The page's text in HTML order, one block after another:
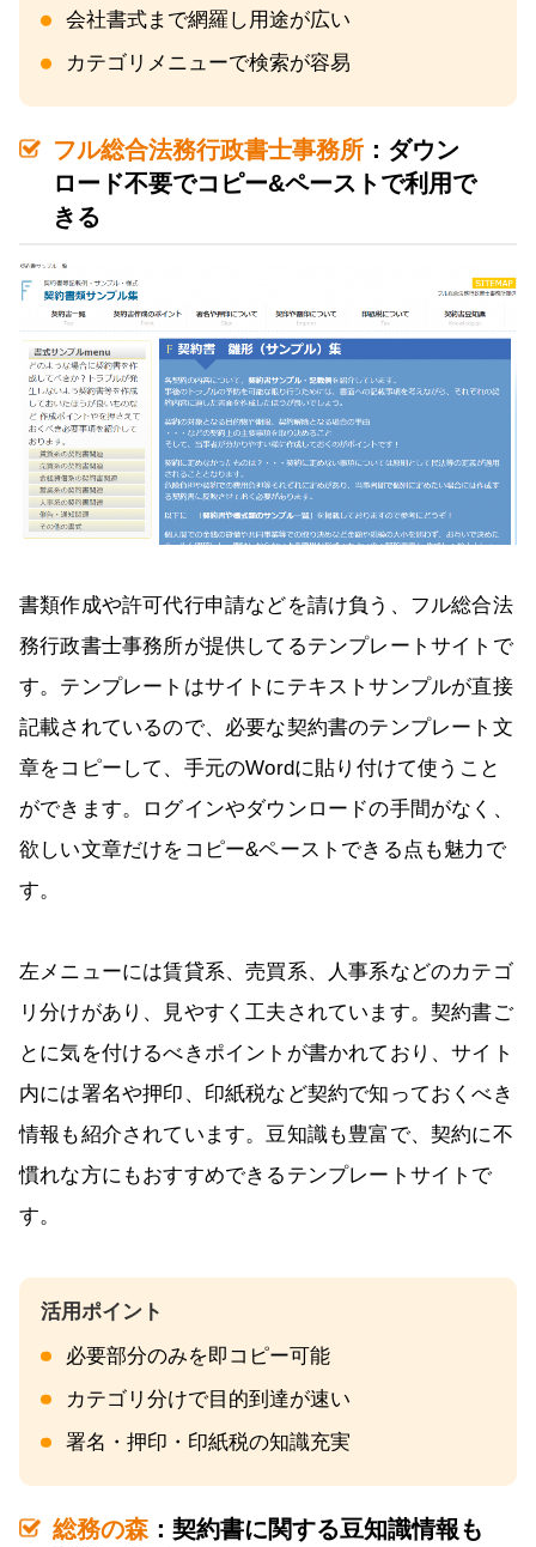
会社書式まで網羅し用途が広い
カテゴリメニューで検索が容易
フル総合法務行政書士事務所 ：ダウン
ロード不要でコピー&ペーストで利用で
きる
書類作成や許可代行申請などを請け負う、フル総合法
務行政書士事務所が提供してるテンプレートサイトで
す。テンプレートはサイトにテキストサンプルが直接
記載されているので、必要な契約書のテンプレート文
章をコピーして、手元のWordに貼り付けて使うこと
ができます。ログインやダウンロードの手間がなく、
欲しい文章だけをコピー&ペーストできる点も魅力で
す。
左メニューには賃貸系、売買系、人事系などのカテゴ
リ分けがあり、見やすく工夫されています。契約書ご
とに気を付けるべきポイントが書かれており、サイト
内には署名や押印、印紙税など契約で知っておくべき
情報も紹介されています。豆知識も豊富で、契約に不
慣れな方にもおすすめできるテンプレートサイトで
す。
必要部分のみを即コピー可能
カテゴリ分けで目的到達が速い
署名・押印・印紙税の知識充実
総務の森 ：契約書に関する豆知識情報も